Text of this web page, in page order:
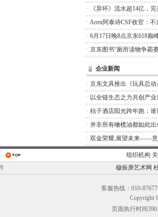
·
《异环》流水超14亿，
· Arrtx阿泰诗CSF收官：不
· 6月17日晚8点京东618巅
· 京东图书“厕所读物争霸
企业新闻
· 京东文具推出《玩具总
· 以全链生态之力共创产
· 桔子酒店阳光跨年跑：
· 并非所有橄榄油都如此出
· 双金荣耀,展望未来——意
组织机构
穆振庚艺术网
客服热线：010-
Copyright
页面执行时间